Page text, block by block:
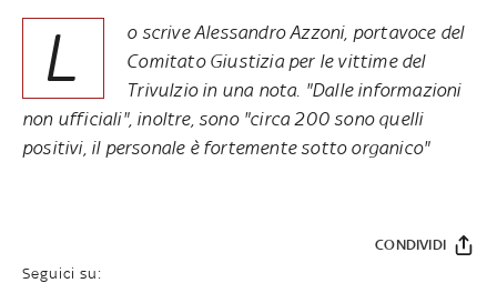
L
o scrive Alessandro Azzoni, portavoce del
Comitato Giustizia per le vittime del
Trivulzio in una nota. "Dalle informazioni
non ufficiali", inoltre, sono "circa 200 sono quelli
positivi, il personale è fortemente sotto organico"
Seguici su:
CONDIVIDI